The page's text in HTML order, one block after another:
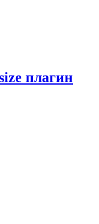
плагин